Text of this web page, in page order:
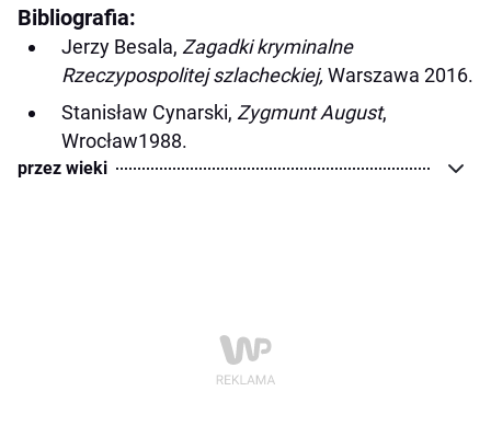
Bibliografia:
Jerzy Besala, Zagadki kryminalne
Rzeczypospolitej szlacheckiej, Warszawa 2016.
Stanisław Cynarski, Zygmunt August,
Wrocław1988.
przez wieki